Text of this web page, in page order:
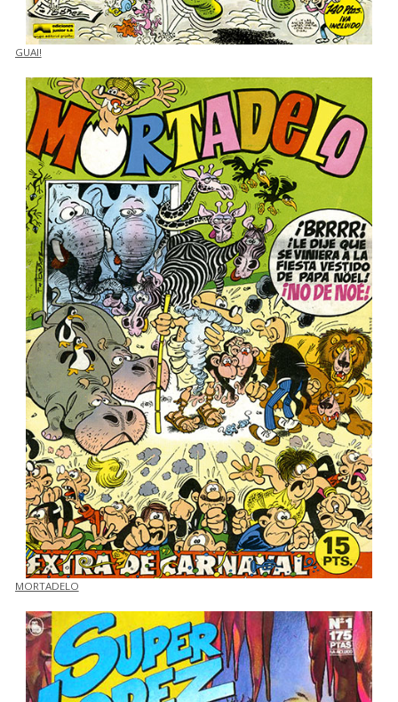
GUAI!
MORTADELO